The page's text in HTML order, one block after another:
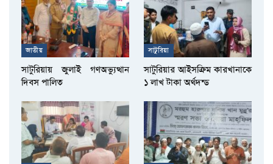
জাতীয়
সাটুরিয়ায় জুলাই গণঅভ্যুত্থান
দিবস পালিত
সাটুরিয়া
সাটুরিয়ার আইসক্রিম কারখানাকে
১ লাখ টাকা অর্থদন্ড